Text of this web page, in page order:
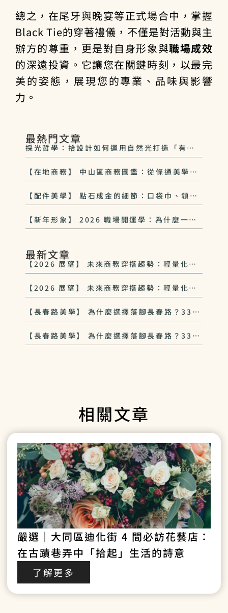
總之，在尾牙與晚宴等正式場合中，掌握
Black Tie的穿著禮儀，不僅是對活動與主
辦方的尊重，更是對自身形象與職場成效
的深遠投資。它讓您在關鍵時刻，以最完
美的姿態，展現您的專業、品味與影響
力。
最熱門文章
採光哲學：拾設計如何運用自然光打造「有呼
吸感」的空間
【在地商務】 中山區商務圖鑑：從條通美學到
經貿中心的老闆穿搭
【配件美學】 點石成金的細節：口袋巾、領帶
夾如何為平價西裝增添貴氣
【新年形象】 2026 職場開運學：為什麼一套
好西裝能開啟你的「升遷運」
最新文章
【2026 展望】 未來商務穿搭趨勢：輕量化、
多功能與 33西服 的永續美學
【2026 展望】 未來商務穿搭趨勢：輕量化、
多功能與 33西服 的永續美學
【長春路美學】 為什麼選擇落腳長春路？33西
服對中山區紳士文化的致敬
【長春路美學】 為什麼選擇落腳長春路？33西
服對中山區紳士文化的致敬
相關文章
嚴選｜大同區迪化街 4 間必訪花藝店：
在古蹟巷弄中「拾起」生活的詩意
了解更多